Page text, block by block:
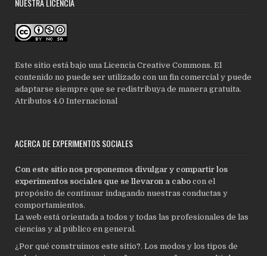
Este sitio está bajo una Licencia Creative Commons. El
contenido no puede ser utilizado con un fin comercial y puede
adaptarse siempre que se redistribuya de manera gratuita.
Atributos 4.0 Internacional
ACERCA DE EXPERIMENTOS SOCIALES
Con este sitio nos proponemos divulgar y compartir los
experimentos sociales que se llevaron a cabo con el
propósito de continuar indagando nuestras conductas y
comportamientos.
La web está orientada a todos y todas las profesionales de las
ciencias y al público en general.
¿Por qué construimos este sitio?. Los modos y los tipos de